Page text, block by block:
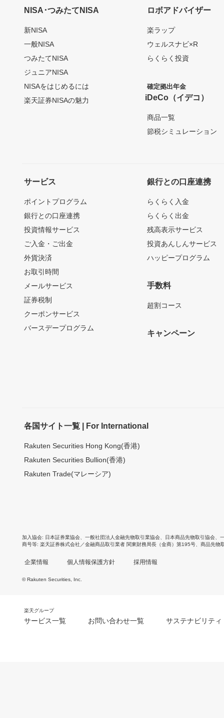
NISA･つみたてNISA
新NISA
一般NISA
つみたてNISA
ジュニアNISA
NISAをはじめるには
楽天証券NISAの魅力
ロボアドバイザー
楽ラップ
ウェルスナビ×R
らくらく投資
確定拠出年金
iDeCo（イデコ）
商品一覧
節税シミュレーション
サービス
ポイントプログラム
銀行との口座連携
投資情報サービス
ご入金・ご出金
外貨決済
お取引時間
メールサービス
証券税制
クーポンサービス
バースデープログラム
銀行との口座連携
らくらく入金
らくらく出金
残高表示サービス
投資あんしんサービス
ハッピープログラム
手数料
超割コース
キャンペーン
各国サイト一覧 | For International
Rakuten Securities Hong Kong(香港)
Rakuten Securities Bullion(香港)
Rakuten Trade(マレーシア)
加入協会 日本証券業協会 一般社団法人金融先物取引業協会 日本商品先物取引協会
商号等 楽天証券株式会社／金融商品取引業者 関東財務局長（金商）第195号、商品先物
企業情報 個人情報保護方針 採用情報
© Rakuten Securities, Inc.
楽天グループ
サービス一覧 お問い合わせ一覧 サステナビリティ